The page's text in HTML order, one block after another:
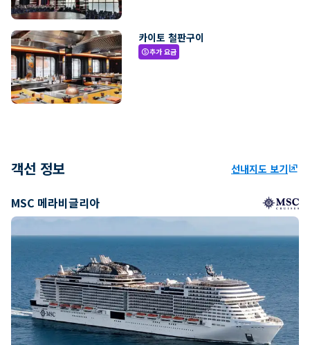
카이토 철판구이
paid추가 요금
객선 정보 선내지도 보기ungroup
MSC 메라비글리아